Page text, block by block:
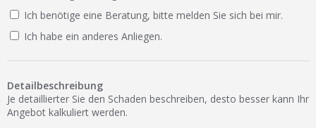
Lexikon
Ist Ihre Werkstatt schon dabei?
Werkstatt Login
Ich benötige eine Beratung, bitte melden Sie sich bei mir.
Ich habe ein anderes Anliegen.
Detailbeschreibung
Je detaillierter Sie den Schaden beschreiben, desto besser kann Ihr
Angebot kalkuliert werden.